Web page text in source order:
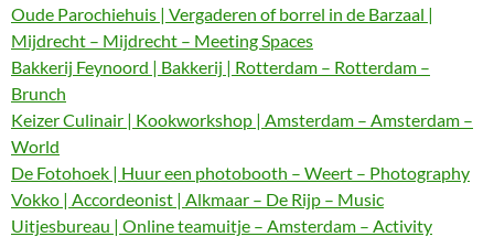
Oude Parochiehuis | Vergaderen of borrel in de Barzaal |
Mijdrecht – Mijdrecht – Meeting Spaces
Bakkerij Feynoord | Bakkerij | Rotterdam – Rotterdam –
Brunch
Keizer Culinair | Kookworkshop | Amsterdam – Amsterdam –
World
De Fotohoek | Huur een photobooth – Weert – Photography
Vokko | Accordeonist | Alkmaar – De Rijp – Music
Uitjesbureau | Online teamuitje – Amsterdam – Activity